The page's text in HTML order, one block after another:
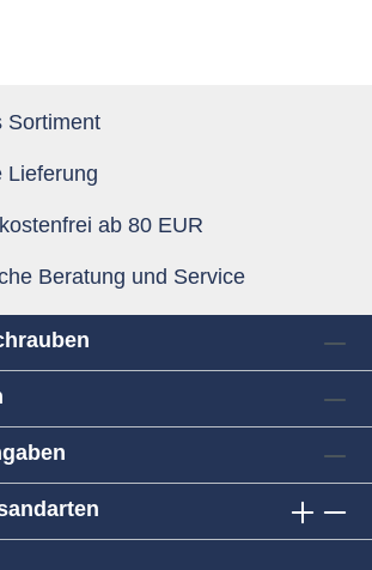
Sortiment
Lieferung
ab 80 EUR
Beratung und Service